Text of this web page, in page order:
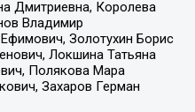
Дмитриевна, Королева
Владимир
Золотухин Борис
Локшина Татьяна
Полякова Мара
Захаров Герман